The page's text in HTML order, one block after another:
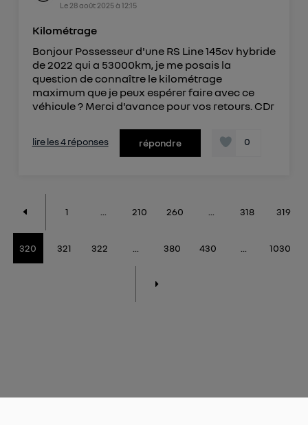
Le 28 août 2025à 12:15
Kilométrage
Bonjour Possesseur d'une RS Line 145cv hybride
de 2022 qui a 53000km, je me posais la
question de connaître le kilométrage
maximum que je peux espérer faire avec ce
véhicule ? Merci d'avance pour vos retours. CDr
lire les 4 réponses répondre 0
1 210 260 318 319
320 321 322 380 430 1030